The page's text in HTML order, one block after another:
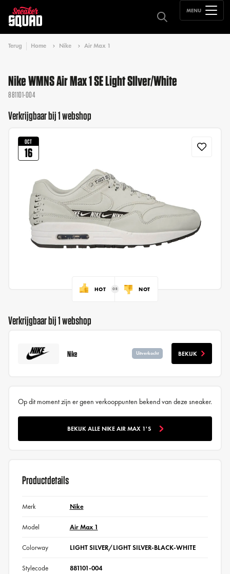
MENU
Terug Home Nike Air Max 1
Nike WMNS Air Max 1 SE Light SIlver/White
881101-004
Verkrijgbaar bij 1 webshop
OCT
16
HOT NOT
Verkrijgbaar bij 1 webshop
Nike Uitverkocht BEKIJK
Op dit moment zijn er geen verkooppunten bekend van deze sneaker.
BEKIJK ALLE NIKE AIR MAX 1'S
Productdetails
Merk Nike
Model Air Max 1
Colorway LIGHT SILVER/LIGHT SILVER-BLACK-WHITE
Stylecode 881101-004